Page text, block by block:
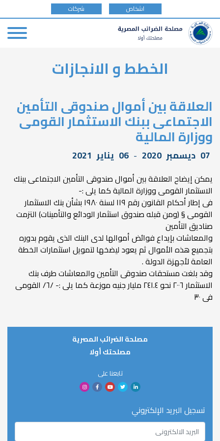
type
اشخاص شركات
الخطط و الانجازات
العلاقة بين أموال صندوقى التأمين
الاجتماعى ببنك الاستثمار القومى
ووزارة المالية
07 ديسمبر 2020
-
06 يناير 2021
يمكن إيضاح العلاقة بين أموال صندوقى التأمين الاجتماعى ببنك
الاستثمار القومى ووزارة المالية كما يلى :-
فى إطار أحكام القانون رقم ١١٩ لسنة ١٩٨٠ بشأن بنك الاستثمار
القومى § (ومن قبله صندوق استثمار الودائع والتأمينات) التزمت
صناديق التأمين
والمعاشات بإيداع فوائض أموالها لدى البنك الذى يقوم بدوره
بتجميع هذه الأموال ثم يعود ليضخها لتمويل استثمارات الخطة
العامة لأجهزة الدولة .
وقد بلغت مستحقات صندوقى التأمين والمعاشات طرف بنك
الاستثمار ٢٠٠٦ نحو ٢٤١.٤ مليار جنيه موزعة كما يلى :- /٦/ القومى
فى ٣٠
مصلحة الضرائب المصرية
مصلحتك أولا
تابعنا على
تسجيل البريد الإلكتروني